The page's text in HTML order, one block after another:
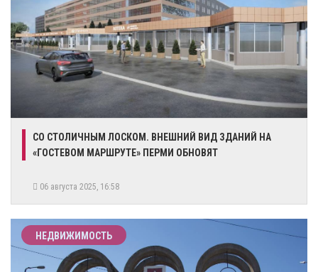
СО СТОЛИЧНЫМ ЛОСКОМ. ВНЕШНИЙ ВИД ЗДАНИЙ НА
«ГОСТЕВОМ МАРШРУТЕ» ПЕРМИ ОБНОВЯТ
06 августа 2025, 16:58
НЕДВИЖИМОСТЬ